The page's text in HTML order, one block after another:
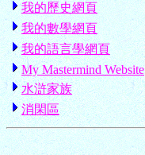
我的歷史網頁
我的數學網頁
我的語言學網頁
My Mastermind Website
水滸家族
消閑區